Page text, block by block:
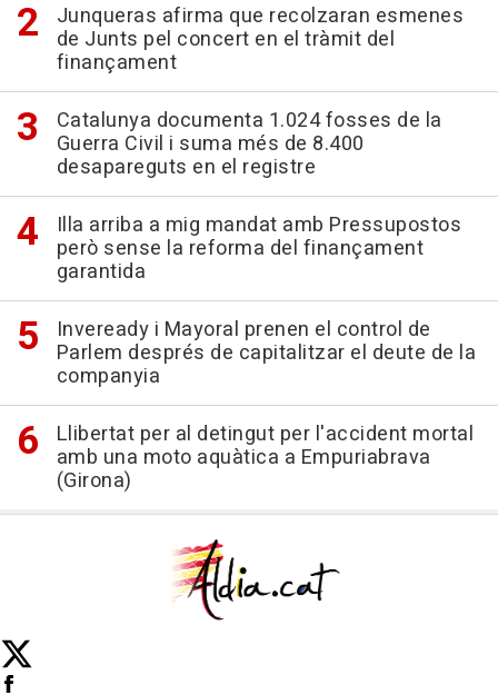
Junqueras afirma que recolzaran esmenes
de Junts pel concert en el tràmit del
finançament
Catalunya documenta 1.024 fosses de la
Guerra Civil i suma més de 8.400
desapareguts en el registre
Illa arriba a mig mandat amb Pressupostos
però sense la reforma del finançament
garantida
Inveready i Mayoral prenen el control de
Parlem després de capitalitzar el deute de la
companyia
Llibertat per al detingut per l'accident mortal
amb una moto aquàtica a Empuriabrava
(Girona)